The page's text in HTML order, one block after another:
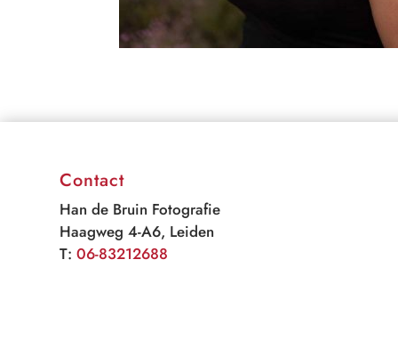
Contact
Han de Bruin Fotografie
Haagweg 4-A6, Leiden
T:06-83212688